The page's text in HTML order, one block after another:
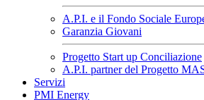
A.P.I. e il Fondo Sociale
Garanzia Giovani
Progetto Start up Conciliazione
A.P.I. partner del Progetto
Servizi
PMI Energy